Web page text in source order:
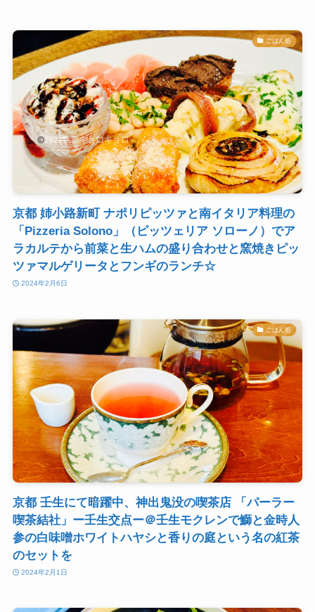
ごはん処
京都 姉小路新町 ナポリピッツァと南イタリア料理の
「Pizzeria Solono」（ピッツェリア ソローノ）でア
ラカルテから前菜と生ハムの盛り合わせと窯焼きピッ
ツァマルゲリータとフンギのランチ☆
2024年2月6日
ごはん処
京都 壬生にて暗躍中、神出鬼没の喫茶店 「パーラー
喫茶結社」ー壬生交点ー＠壬生モクレンで鰤と金時人
参の白味噌ホワイトハヤシと香りの庭という名の紅茶
のセットを
2024年2月1日